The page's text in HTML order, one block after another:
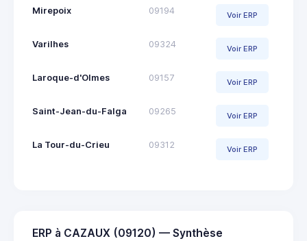
Mirepoix 09194 Voir ERP
Varilhes 09324 Voir ERP
Laroque-d'Olmes 09157 Voir ERP
Saint-Jean-du-Falga 09265 Voir ERP
La Tour-du-Crieu 09312 Voir ERP
ERP à CAZAUX (09120) — Synthèse